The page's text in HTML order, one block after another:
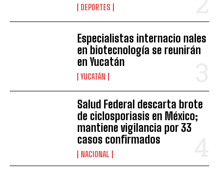
DEPORTES
Especialistas internacio nales
en biotecnología se reunirán
en Yucatán
YUCATÁN
Salud Federal descarta brote
de ciclosporiasis en México;
mantiene vigilancia por 33
casos confirmados
NACIONAL